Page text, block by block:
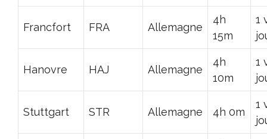
Francfort FRA Allemagne
4h
15m
1
Hanovre HAJ Allemagne
4h
10m
1
Stuttgart STR Allemagne 4h 0m
1